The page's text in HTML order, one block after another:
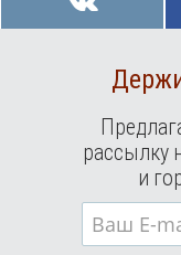
рассылку
и